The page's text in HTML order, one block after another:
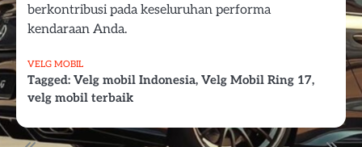
berkontribusi pada keseluruhan performa
kendaraan Anda.
VELG MOBIL
Tagged: Velg mobil Indonesia, Velg Mobil Ring 17,
velg mobil terbaik